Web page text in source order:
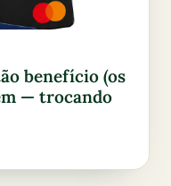
benefício (os
— trocando